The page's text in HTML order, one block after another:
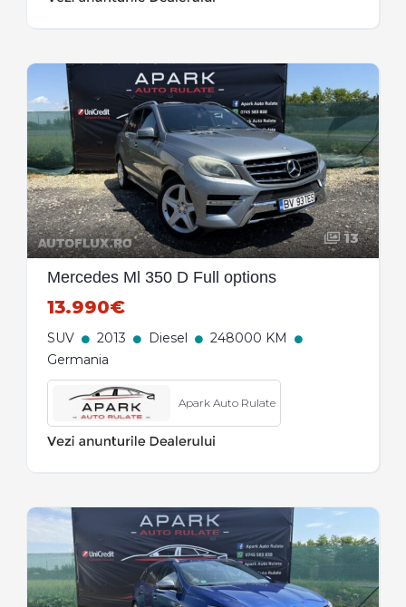
13
Mercedes Ml 350 D Full options
13.990€
SUV 2013 Diesel
248000 KM
Germania
Apark Auto Rulate